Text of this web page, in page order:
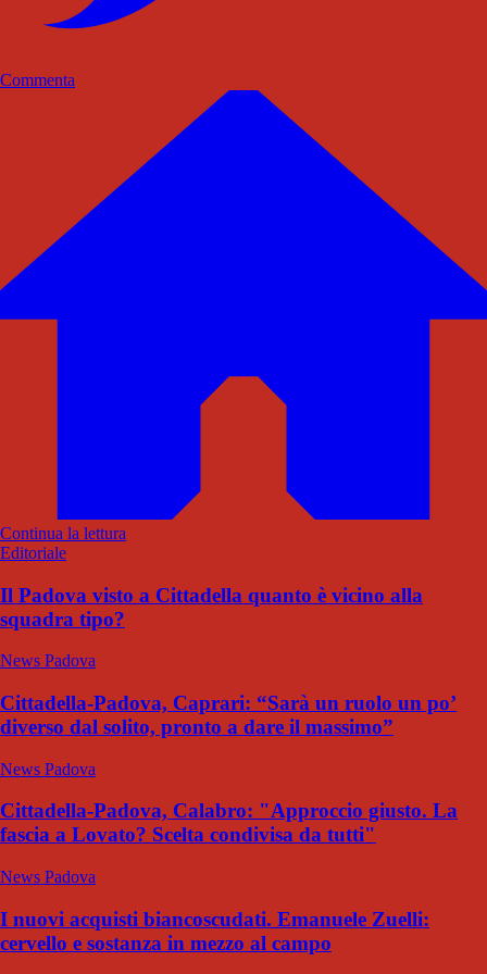
Commenta
Continua la lettura
Editoriale
Il Padova visto a Cittadella quanto è vicino alla
squadra tipo?
News Padova
Cittadella-Padova, Caprari: “Sarà un ruolo un po’
diverso dal solito, pronto a dare il massimo”
News Padova
Cittadella-Padova, Calabro: "Approccio giusto. La
fascia a Lovato? Scelta condivisa da tutti"
News Padova
I nuovi acquisti biancoscudati. Emanuele Zuelli:
cervello e sostanza in mezzo al campo